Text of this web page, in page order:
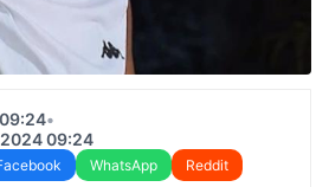
•
09:24
WhatsApp
Reddit